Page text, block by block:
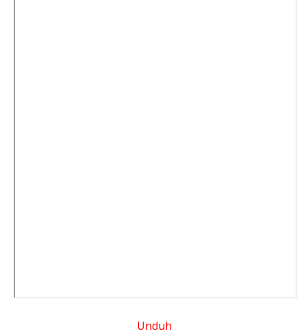
Unduh